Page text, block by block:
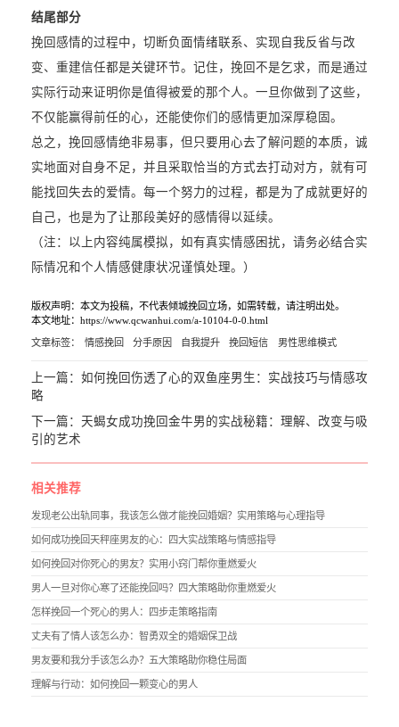
结尾部分
挽回感情的过程中，切断负面情绪联系、实现自我反省与改
变、重建信任都是关键环节。记住，挽回不是乞求，而是通过
实际行动来证明你是值得被爱的那个人。一旦你做到了这些，
不仅能赢得前任的心，还能使你们的感情更加深厚稳固。
总之，挽回感情绝非易事，但只要用心去了解问题的本质，诚
实地面对自身不足，并且采取恰当的方式去打动对方，就有可
能找回失去的爱情。每一个努力的过程，都是为了成就更好的
自己，也是为了让那段美好的感情得以延续。
（注：以上内容纯属模拟，如有真实情感困扰，请务必结合实
际情况和个人情感健康状况谨慎处理。）
版权声明：本文为投稿，不代表倾城挽回立场，如需转载，请注明出处。
本文地址：https://www.qcwanhui.com/a-10104-0-0.html
文章标签： 情感挽回 分手原因 自我提升 挽回短信 男性思维模式
上一篇： 如何挽回伤透了心的双鱼座男生：实战技巧与情感攻
略
下一篇： 天蝎女成功挽回金牛男的实战秘籍：理解、改变与吸
引的艺术
相关推荐
发现老公出轨同事，我该怎么做才能挽回婚姻？实用策略与心理指导
如何成功挽回天秤座男友的心：四大实战策略与情感指导
如何挽回对你死心的男友？实用小窍门帮你重燃爱火
男人一旦对你心寒了还能挽回吗？四大策略助你重燃爱火
怎样挽回一个死心的男人：四步走策略指南
丈夫有了情人该怎么办：智勇双全的婚姻保卫战
男友要和我分手该怎么办？五大策略助你稳住局面
理解与行动：如何挽回一颗变心的男人